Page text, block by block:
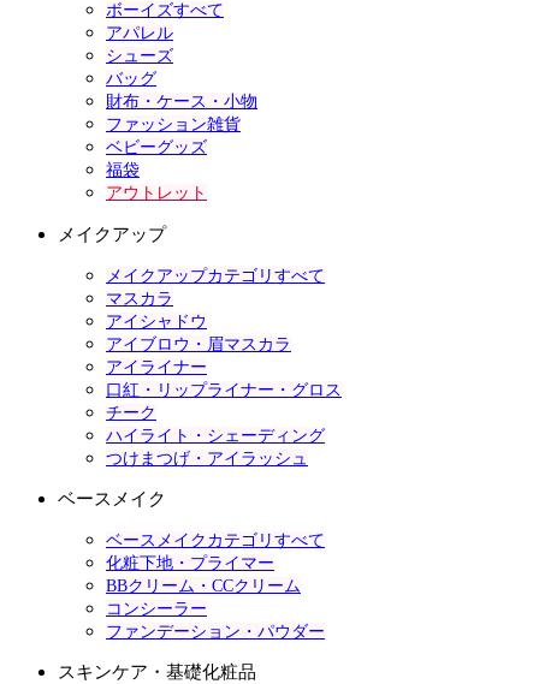
ボーイズすべて
アパレル
シューズ
バッグ
財布・ケース・小物
ファッション雑貨
ベビーグッズ
福袋
アウトレット
メイクアップ
メイクアップカテゴリすべて
マスカラ
アイシャドウ
アイブロウ・眉マスカラ
アイライナー
口紅・リップライナー・グロス
チーク
ハイライト・シェーディング
つけまつげ・アイラッシュ
ベースメイク
ベースメイクカテゴリすべて
化粧下地・プライマー
BBクリーム・CCクリーム
コンシーラー
ファンデーション・パウダー
スキンケア・基礎化粧品